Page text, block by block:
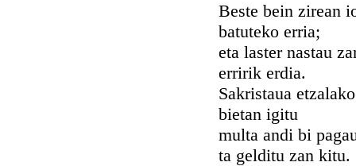
Beste bein zirean
batuteko erria;
eta laster nastau
erririk erdia.
Sakristaua etzalako
bietan igitu
multa andi bi
ta gelditu zan kitu.